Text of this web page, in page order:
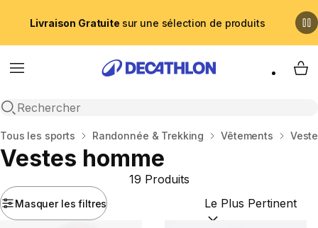
Livraison Gratuite sur une sélection de produits
Menu
Recherche ouverte
My
Accueil
Tous les sports Randonnée & Trekking Vêtements
Vestes homme
Masquer les filtres
19 Produits
Trier par :(optional)